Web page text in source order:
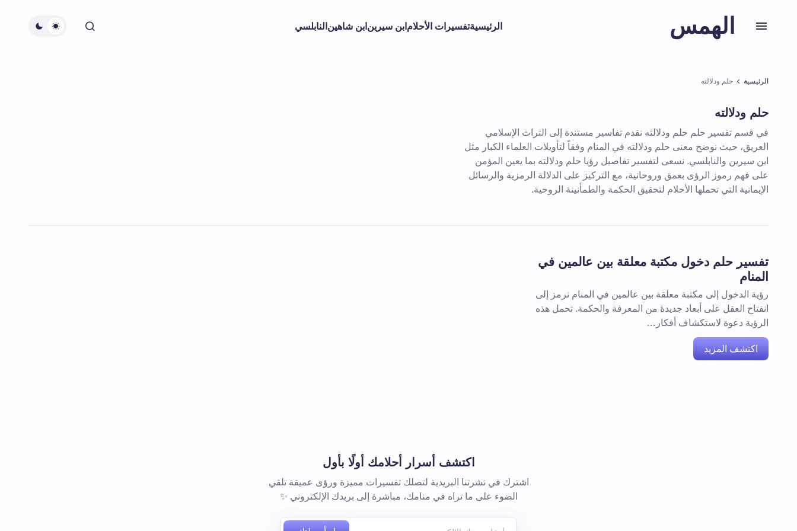
الهمس الرئيسيةتفسيرات الأحلام ابن سيرين ابن شاهين النابلسي
الرئيسية حلم ودلالته
حلم ودلالته
في قسم تفسير حلم حلم ودلالته نقدم تفاسير مستندة إلى التراث الإسلامي
العريق، حيث نوضح معنى حلم ودلالته في المنام وفقاً لتأويلات العلماء الكبار مثل
ابن سيرين والنابلسي. نسعى لتفسير تفاصيل رؤيا حلم ودلالته بما يعين المؤمن
على فهم رموز الرؤى بعمق وروحانية، مع التركيز على الدلالة الرمزية والرسائل
الإيمانية التي تحملها الأحلام لتحقيق الحكمة والطمأنينة الروحية.
تفسير حلم دخول مكتبة معلقة بين عالمين في
المنام
رؤية الدخول إلى مكتبة معلقة بين عالمين في المنام ترمز إلى
انفتاح العقل على أبعاد جديدة من المعرفة والحكمة. تحمل هذه
الرؤية دعوة لاستكشاف أفكار…
اكتشف المزيد
اكتشف أسرار أحلامك أولًا بأول
اشترك في نشرتنا البريدية لتصلك تفسيرات مميزة ورؤى عميقة تلقي
الضوء على ما تراه في منامك، مباشرة إلى بريدك الإلكتروني ✨